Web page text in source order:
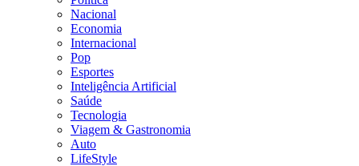
Nacional
Economia
Internacional
Pop
Esportes
Inteligência Artificial
Saúde
Tecnologia
Viagem & Gastronomia
Auto
LifeStyle